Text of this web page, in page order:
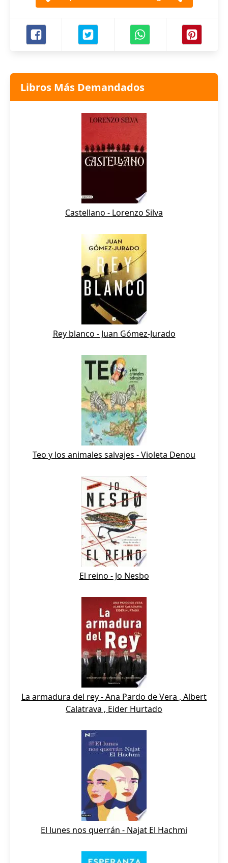
Libros Más Demandados
Castellano - Lorenzo Silva
Rey blanco - Juan Gómez-Jurado
Teo y los animales salvajes - Violeta Denou
El reino - Jo Nesbo
La armadura del rey - Ana Pardo de Vera , Albert
Calatrava , Eider Hurtado
El lunes nos querrán - Najat El Hachmi